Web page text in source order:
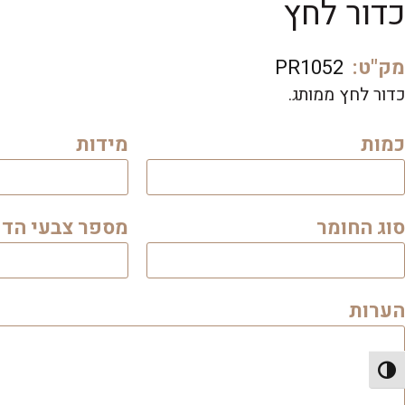
הפעל/כבה ניגודיות גבוהה
כדור לחץ
מק"ט: PR1052
כדור לחץ ממותג.
כמות מידות
סוג החומר מספר צבעי
הערות